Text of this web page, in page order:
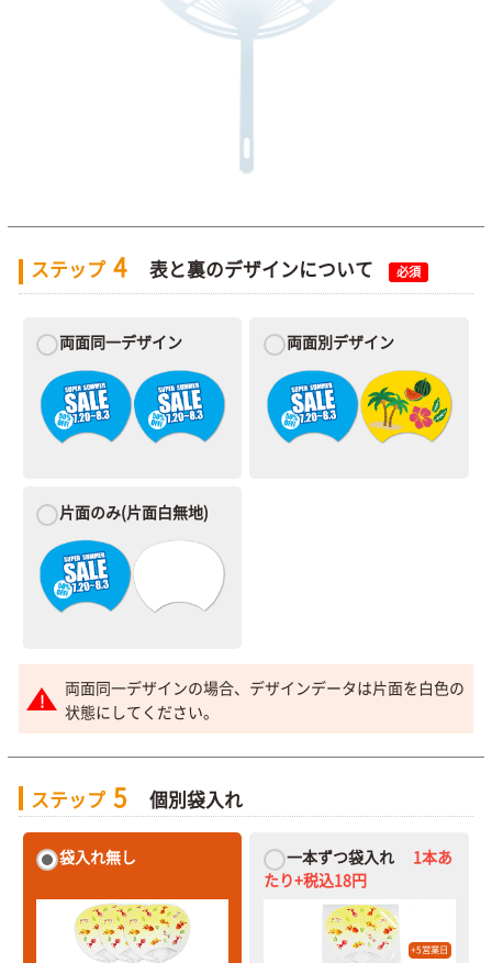
ステップ 4 表と裏のデザインについて 必須
両面同一デザイン 両面別デザイン
片面のみ(片面白無地)
両面同一デザインの場合、デザインデータは片面を白色の
状態にしてください。
ステップ 5 個別袋入れ
袋入れ無し 一本ずつ袋入れ
1本あ
たり+税込18円
+5営業日